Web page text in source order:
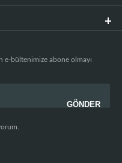
e-bültenimize abone olmayı